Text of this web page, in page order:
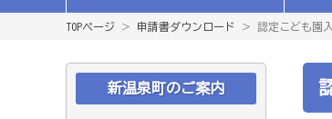
TOPページ ＞ 申請書ダウンロード ＞ 認定こども園
新温泉町のご案内